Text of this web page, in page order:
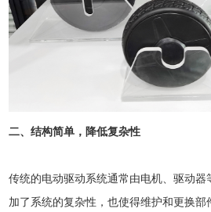
二、结构简单，降低复杂性
传统的电动驱动系统通常由电机、驱动
加了系统的复杂性，也使得维护和更换